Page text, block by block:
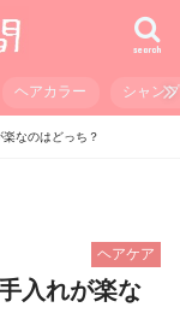
search
ヘアカラー シャン
なのはどっち？
ヘアケア
入れが楽な